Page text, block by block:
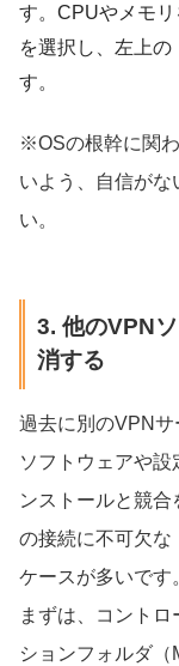
す。CPUやメモ
を選択し、左上の
す。
※OSの根幹に関
いよう、自信がな
い。
3. 他のVPN
消する
過去に別のVPN
ソフトウェアや
ンストールと競
の接続に不可欠な
ケースが多いです
まずは、コント
ションフォルダ